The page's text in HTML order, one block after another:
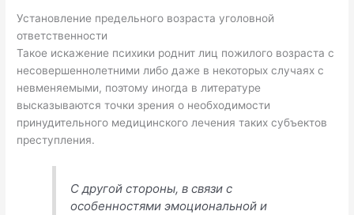
Установление предельного возраста уголовной
ответственности
Такое искажение психики роднит лиц пожилого возраста с
несовершеннолетними либо даже в некоторых случаях с
невменяемыми, поэтому иногда в литературе
высказываются точки зрения о необходимости
принудительного медицинского лечения таких субъектов
преступления.
С другой стороны, в связи с
особенностями эмоциональной и